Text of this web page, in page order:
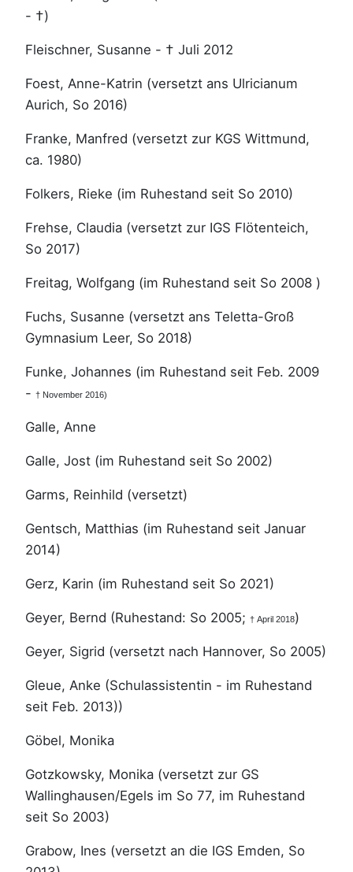
- †)
Fleischner, Susanne - † Juli 2012
Foest, Anne-Katrin (versetzt ans Ulricianum
Aurich, So 2016)
Franke, Manfred (versetzt zur KGS Wittmund,
ca. 1980)
Folkers, Rieke (im Ruhestand seit So 2010)
Frehse, Claudia (versetzt zur IGS Flötenteich,
So 2017)
Freitag, Wolfgang (im Ruhestand seit So 2008 )
Fuchs, Susanne (versetzt ans Teletta-Groß
Gymnasium Leer, So 2018)
Funke, Johannes (im Ruhestand seit Feb. 2009
- † November 2016)
Galle, Anne
Galle, Jost (im Ruhestand seit So 2002)
Garms, Reinhild (versetzt)
Gentsch, Matthias (im Ruhestand seit Januar
2014)
Gerz, Karin (im Ruhestand seit So 2021)
Geyer, Bernd (Ruhestand: So 2005; † April 2018)
Geyer, Sigrid (versetzt nach Hannover, So 2005)
Gleue, Anke (Schulassistentin - im Ruhestand
seit Feb. 2013))
Göbel, Monika
Gotzkowsky, Monika (versetzt zur GS
Wallinghausen/Egels im So 77, im Ruhestand
seit So 2003)
Grabow, Ines (versetzt an die IGS Emden, So